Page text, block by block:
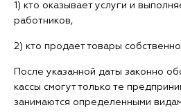
1) кто оказывает услуги и
работников,
2) кто продает товары
После указанной даты законно
кассы смогут только те
занимаются определенными